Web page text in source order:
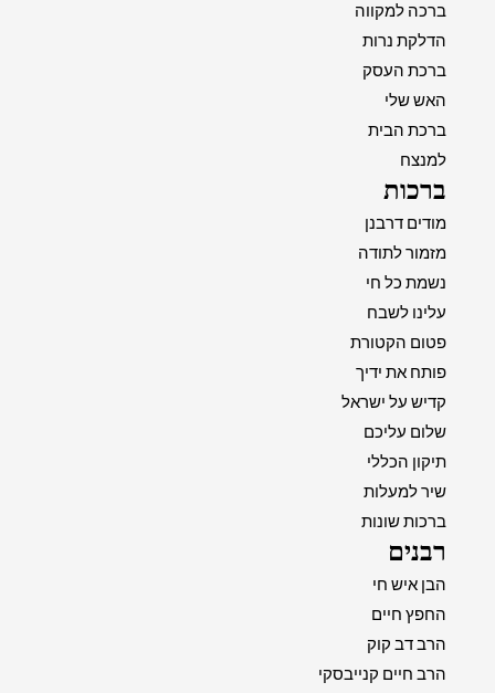
ברכה למקווה
הדלקת נרות
ברכת העסק
האש שלי
ברכת הבית
למנצח
ברכות
מודים דרבנן
מזמור לתודה
נשמת כל חי
עלינו לשבח
פטום הקטורת
פותח את ידיך
קדיש על ישראל
שלום עליכם
תיקון הכללי
שיר למעלות
ברכות שונות
רבנים
הבן איש חי
החפץ חיים
הרב דב קוק
הרב חיים קנייבסקי